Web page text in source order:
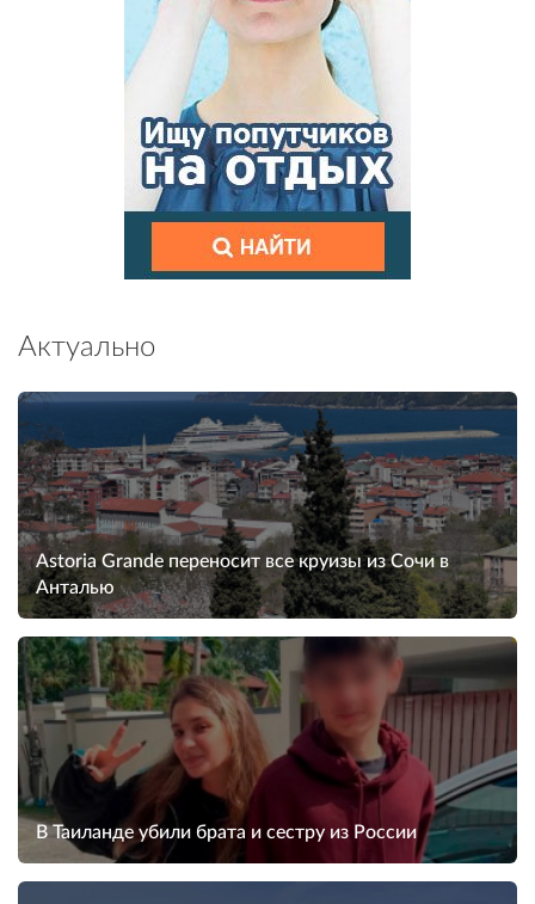
Актуально
Astoria Grande переносит все круизы из Сочи в
Анталью
В Таиланде убили брата и сестру из России